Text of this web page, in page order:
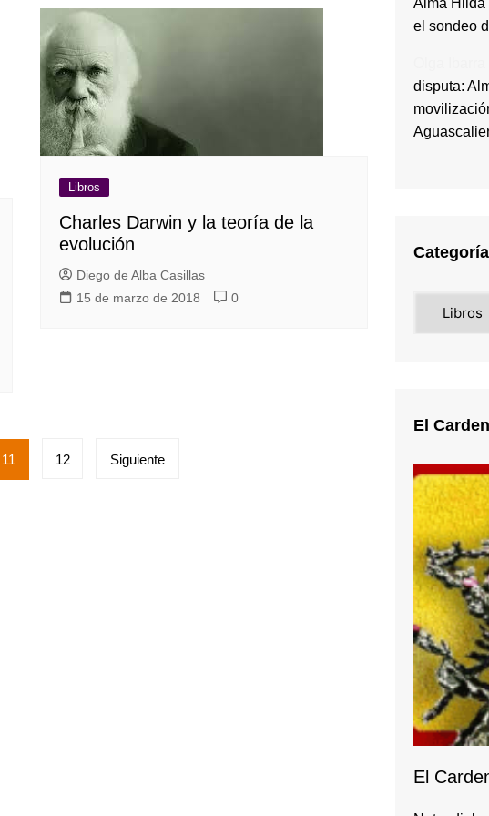
Libros
Charles Darwin y la teoría de la
evolución
Diego de Alba Casillas
15 de marzo de 2018
0
11 12 Siguiente
Alma Hilda
el sondeo
disputa:
Categoría
El
El